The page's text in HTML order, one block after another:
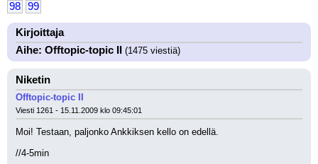
98
99
Kirjoittaja
Aihe: Offtopic-topic II
(1475 viestiä)
Niketin
Offtopic-topic II
Viesti 1261 - 15.11.2009 klo 09:45:01
Moi! Testaan, paljonko Ankkiksen kello on edellä.
//4-5min